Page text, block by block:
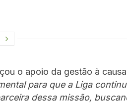
o apoio da gestão à
para que a Liga
dessa missão,